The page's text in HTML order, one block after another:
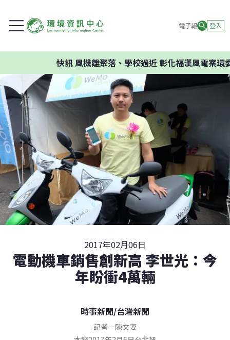
電子報 登入
風機離聚落、學校過近 彰化福漢風電案環委建議
2017年02月06日
電動機車銷售創新高 李世光：今
年盼衝4萬輛
時事新聞/台灣新聞
記者—陳文姿